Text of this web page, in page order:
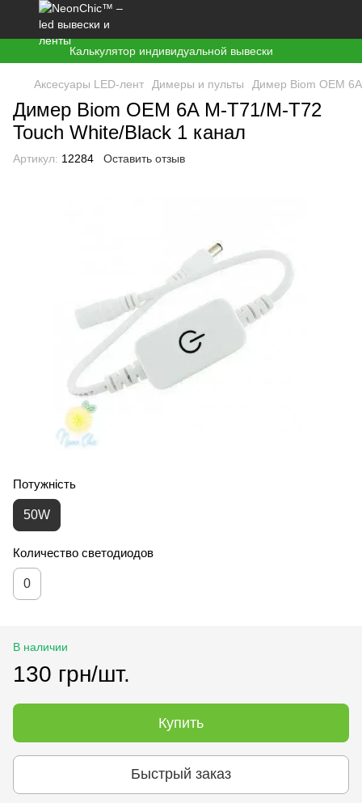
Калькулятор индивидуальной вывески
Аксесуары LED-лент Димеры и пульты Димер Biom OEM
Димер Biom OEM 6A M-T71/M-T72
Touch White/Black 1 канал
Артикул: 12284 Оставить отзыв
Потужність
50W
Количество светодиодов
0
В наличии
130 грн/шт.
Купить
Быстрый заказ